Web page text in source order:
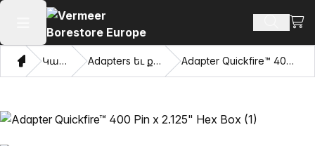
Բաց հիմնական մենյու
Տուն Կատալոգ Adapters եւ քաշվել աչքերը Adapter Quickfire™ 400 Pin x 2.125" Hex Box